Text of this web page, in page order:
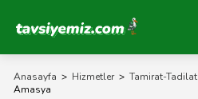
Tavsiyemiz Anasayfa
Anasayfa > Hizmetler > Tamirat-Tadilat
Amasya